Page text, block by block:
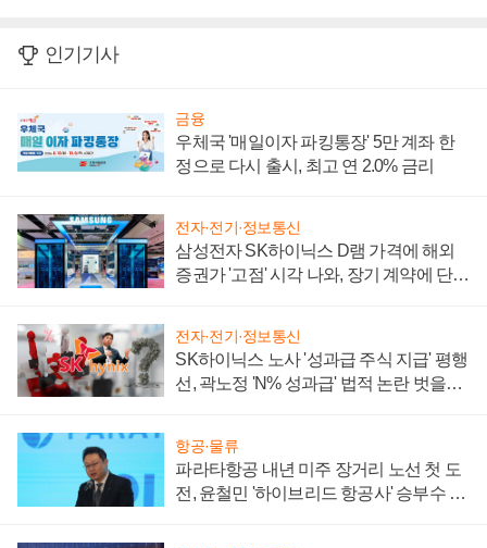
인기기사
금융
우체국 '매일이자 파킹통장' 5만 계좌 한
정으로 다시 출시, 최고 연 2.0% 금리
전자·전기·정보통신
삼성전자 SK하이닉스 D램 가격에 해외
증권가 '고점' 시각 나와, 장기 계약에 단점
전자·전기·정보통신
SK하이닉스 노사 '성과급 주식 지급' 평행
선, 곽노정 'N% 성과급' 법적 논란 벗을지
항공·물류
파라타항공 내년 미주 장거리 노선 첫 도
전, 윤철민 '하이브리드 항공사' 승부수 통